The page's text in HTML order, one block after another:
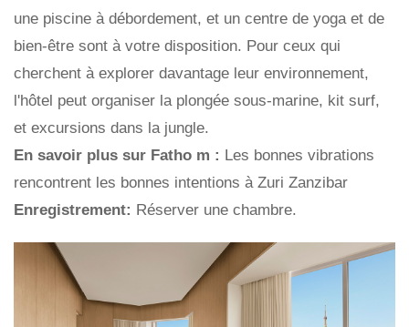
une piscine à débordement, et un centre de yoga et de
bien-être sont à votre disposition. Pour ceux qui
cherchent à explorer davantage leur environnement,
l'hôtel peut organiser la plongée sous-marine, kit surf,
et excursions dans la jungle.
En savoir plus sur Fatho m : Les bonnes vibrations
rencontrent les bonnes intentions à Zuri Zanzibar
Enregistrement: Réserver une chambre.